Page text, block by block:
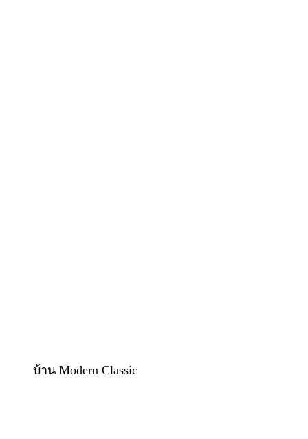
บ้าน Modern Classic